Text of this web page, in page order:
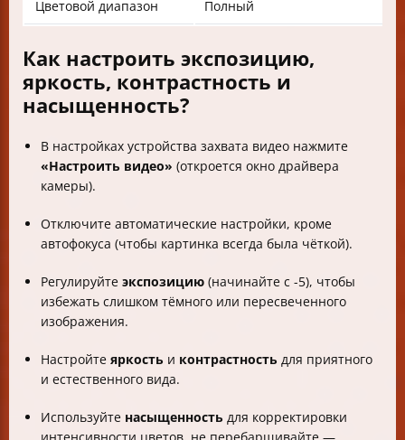
Цветовой диапазон Полный
Как настроить экспозицию,
яркость, контрастность и
насыщенность?
В настройках устройства захвата видео нажмите
«Настроить видео» (откроется окно драйвера
камеры).
Отключите автоматические настройки, кроме
автофокуса (чтобы картинка всегда была чёткой).
Регулируйте экспозицию (начинайте с -5), чтобы
избежать слишком тёмного или пересвеченного
изображения.
Настройте яркость и контрастность для приятного
и естественного вида.
Используйте насыщенность для корректировки